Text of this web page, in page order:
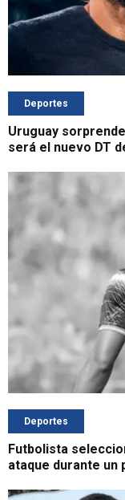
Deportes
Uruguay
será el nuevo DT
Deportes
Futbolista
ataque durante un